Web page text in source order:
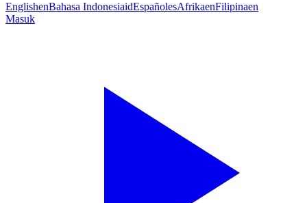
EnglishenBahasa IndonesiaidEspañolesAfrikaenFilipinaen
Masuk